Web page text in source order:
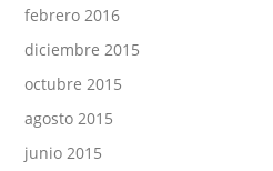
febrero 2016
diciembre 2015
octubre 2015
agosto 2015
junio 2015